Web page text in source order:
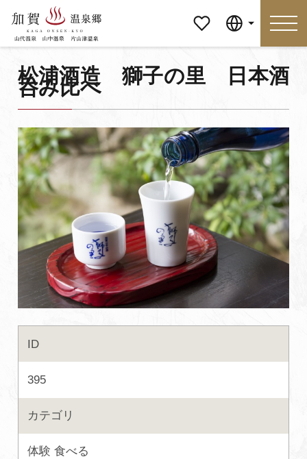
ージ
特集 おすすめの過ごし方
見どころ 食べる
おみやげ イベント
泊まる アクセス
マイページ
初めての加賀温泉郷
加賀に泊まって！北陸巡り♪
Language
松浦酒造 獅子の里 日本酒
呑み比べ
ID
395
カテゴリ
体験 食べる